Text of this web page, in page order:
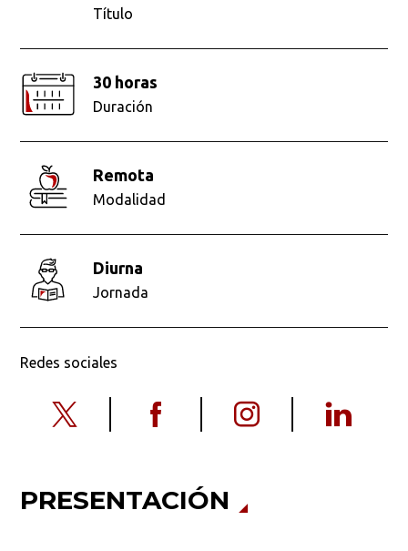
Título
30 horas
Duración
remota
Modalidad
diurna
Jornada
Redes sociales
PRESENTACIÓN